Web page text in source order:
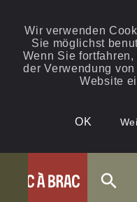
Wir verwenden
Sie möglichst
Wenn Sie
der Verwendung
Website
OK